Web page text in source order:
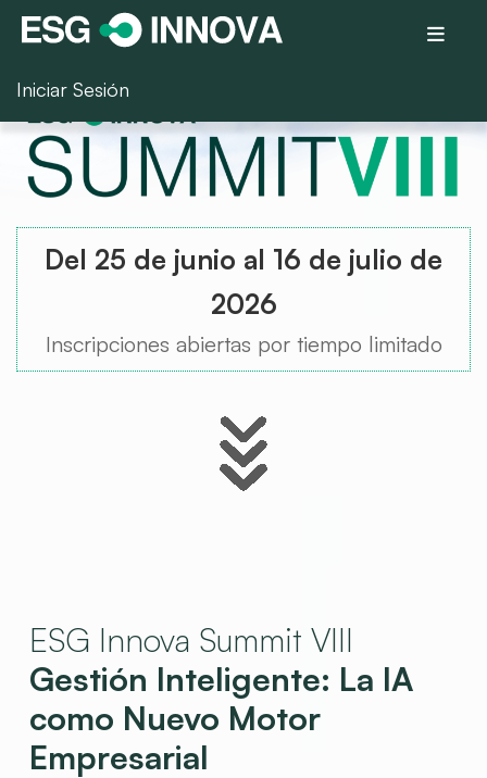
Iniciar Sesión
Del 25 de junio al 16 de julio de
2026
Inscripciones abiertas por tiempo limitado
ESG Innova Summit VIII
Gestión Inteligente: La IA
como Nuevo Motor
Empresarial